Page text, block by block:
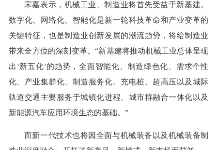
宋嘉表示，机械工业、制造业将首先受益于新基建。
数字化、网络化、智能化是新一轮科技革命和产业变革的
关键特征，也是制造业创新发展的潮流趋势，将给制造业
带来全方位的深刻变革。“新基建将推动机械工业总体呈现
出‘新五化’的趋势，全面智能化、制造绿色化、需求个性
化、产业集群化、制造服务化。充电桩、超高压以及城际
轨道交通主要服务于城镇化进程、城市群融合一体化以及
新能源汽车应用环境生态的基础。”
而新一代技术也将因全面与机械装备以及机械装备制